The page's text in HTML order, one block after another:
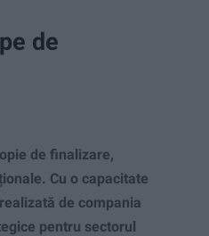
de
de finalizare,
Cu o capacitate
de compania
pentru sectorul